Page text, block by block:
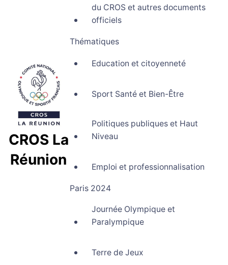
CROS La
Réunion
du CROS et autres documents
officiels
Thématiques
Education et citoyenneté
Sport Santé et Bien-Être
Politiques publiques et Haut
Niveau
Emploi et professionnalisation
Paris 2024
Journée Olympique et
Paralympique
Terre de Jeux